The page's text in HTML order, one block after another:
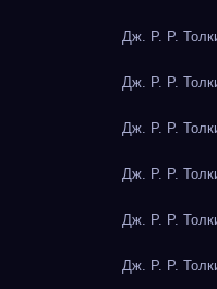
Дж. Р. Р.
Дж. Р. Р.
Дж. Р. Р.
Дж. Р. Р.
Дж. Р. Р.
Дж. Р. Р.